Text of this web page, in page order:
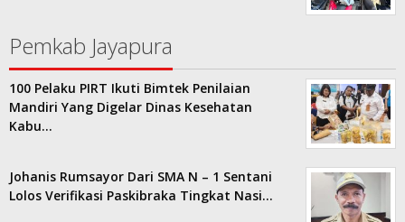
Pemkab Jayapura
100 Pelaku PIRT Ikuti Bimtek Penilaian
Mandiri Yang Digelar Dinas Kesehatan
Kabu…
Johanis Rumsayor Dari SMA N – 1 Sentani
Lolos Verifikasi Paskibraka Tingkat Nasi…